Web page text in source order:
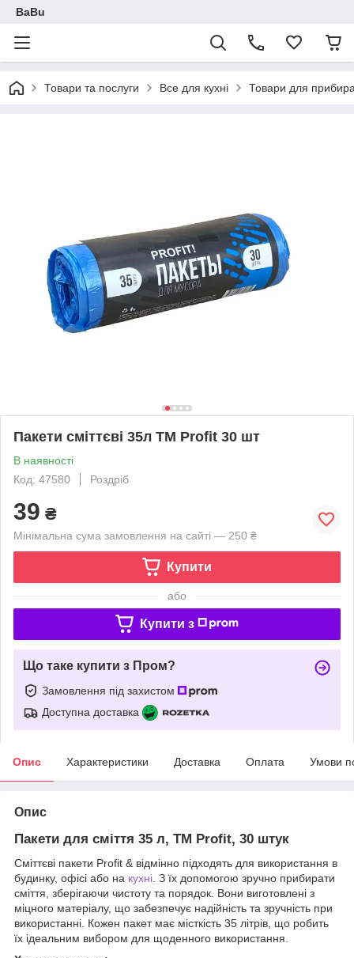
BaBu
Товари та послуги Все для кухні Товари для
Пакети сміттєві 35л ТМ Profit 30 шт
В наявності
Код: 47580
Роздріб
39 ₴
Мінімальна сума замовлення на сайті — 250 ₴
Купити
або
Купити з
Що таке купити з Пром?
Замовлення під захистом
Доступна доставка
Опис Характеристики Доставка Оплата Умови
Опис
Пакети для сміття 35 л, ТМ Profit, 30 штук
Сміттєві пакети Profit & відмінно підходять для використання в
будинку, офісі або на кухні . З їх допомогою зручно прибирати
сміття, зберігаючи чистоту та порядок. Вони виготовлені з
міцного матеріалу, що забезпечує надійність та зручність при
використанні. Кожен пакет має місткість 35 літрів, що робить
їх ідеальним вибором для щоденного використання.